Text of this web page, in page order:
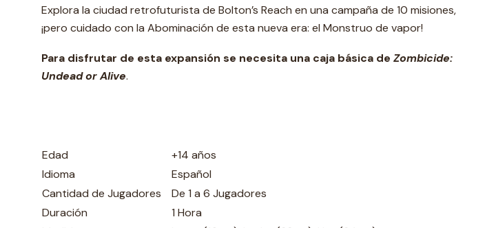
Explora la ciudad retrofuturista de Bolton’s Reach en una campaña de 10 misiones,
¡pero cuidado con la Abominación de esta nueva era: el Monstruo de vapor!
Para disfrutar de esta expansión se necesita una caja básica de Zombicide:
Undead or Alive.
Edad
+14 años
Idioma
Español
Cantidad de Jugadores
De 1 a 6 Jugadores
Duración
1 Hora